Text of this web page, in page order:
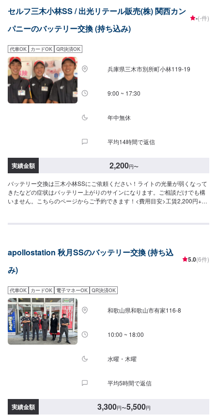
セルフ三木小林SS / 出光リテール販売(株) 関西カン
パニーのバッテリー交換 (持ち込み)
-(-件)
代車OK カードOK QR決済OK
兵庫県三木市別所町小林119-19
9:00 ~ 17:30
年中無休
平均14時間で返信
実績金額 2,200円〜
バッテリー交換は三木小林SSにご依頼ください！ライトの光量が弱くなって
きたなどの症状はバッテリー上がりのサインになります。ご相談だけでも構
いません。こちらのページからご予約できます！<費用目安>工賃2,200円+バ
apollostation 秋月SSのバッテリー交換 (持ち込
み)
5.0(6件)
代車OK カードOK 電子マネーOK QR決済OK
和歌山県和歌山市有家116-8
10:00 ~ 18:00
水曜・木曜
平均5時間で返信
実績金額 3,300円〜5,500円